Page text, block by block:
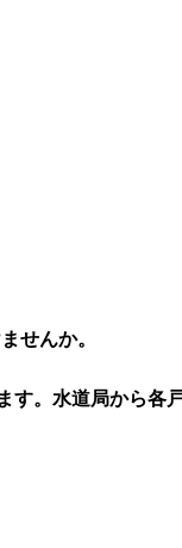
せんか。
す。水道局から各